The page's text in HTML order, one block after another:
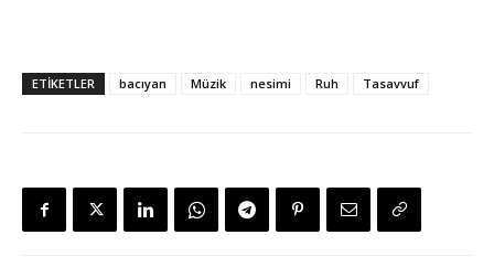
ETİKETLER bacıyan Müzik nesimi Ruh Tasavvuf